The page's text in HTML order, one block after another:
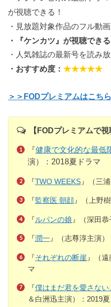
が視聴できる！
・見放題対象作品のフル動
・『ケンカツ』が視聴できる
・人気雑誌の最新号を読み放
・おすすめ度：★★★★★
＞＞FODプレミアムはこちら
【FODプレミアムで
『健康で文化的な最低
演）：2018夏ドラマ
『TWO WEEKS』（三
『監察医 朝顔』（上野
『ルパンの娘 』（深田
『潤一 』（志尊淳主演
『それぞれの断崖 』（
マ
『僕はまだ君を愛さない
＆白洲迅主演）：2019